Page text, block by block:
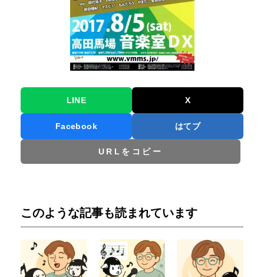
LINE X
Facebook はてブ
URLをコピー
このような記事も読まれています